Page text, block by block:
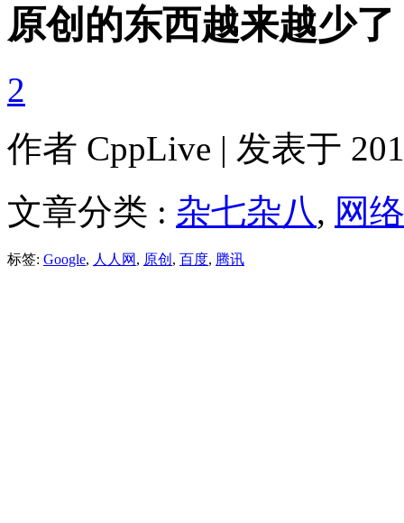
原创的东西越来越少了
2
作者 CppLive | 发表于
文章分类 : 杂七杂八, 网络
标签: Google, 人人网 , 原创 , 百度, 腾讯